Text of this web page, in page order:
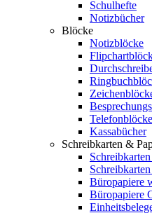
Schulhefte
Notizbücher
Blöcke
Notizblöcke
Telefonblöcke
Kassabücher
Schreibkarten &
Büropapiere
Büropapiere